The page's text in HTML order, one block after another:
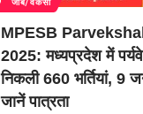
MPESB
2025: मध्यप्रदेश में
निकली 660 भर्तियां,
जानें पात्रता